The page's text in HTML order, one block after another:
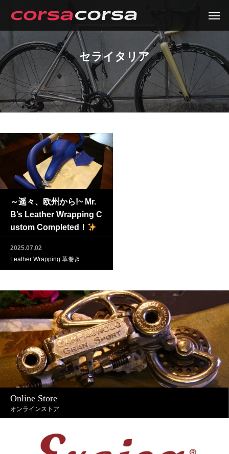
セライタリア
～遥々、欧州から!~ Mr.
B’s Leather Wrapping C
ustom Completed！
2025.07.02
Leather Wrapping 革巻き
Online Store
オンラインストア